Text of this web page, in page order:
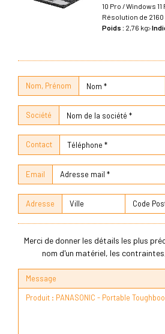
10 Pro / Windows 11
Résolution de 2160
Poids : 2,76 kg
Nom, Prénom
Société
Contact
Email
Adresse
Merci de donner les détails les plus
nom d'un matériel, les
Message